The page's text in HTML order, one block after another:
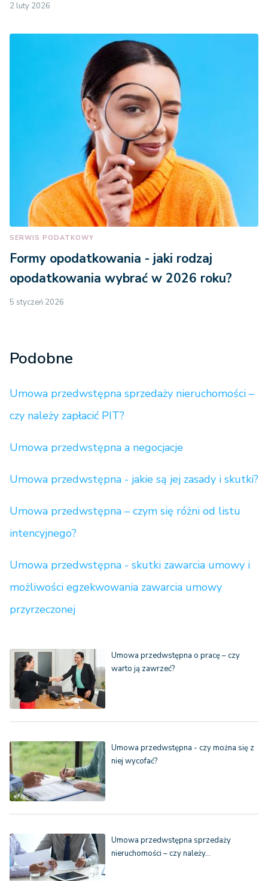
2 luty 2026
SERWIS PODATKOWY
Formy opodatkowania - jaki rodzaj
opodatkowania wybrać w 2026 roku?
5 styczeń 2026
Podobne
Umowa przedwstępna sprzedaży nieruchomości –
czy należy zapłacić PIT?
Umowa przedwstępna a negocjacje
Umowa przedwstępna - jakie są jej zasady i skutki?
Umowa przedwstępna – czym się różni od listu
intencyjnego?
Umowa przedwstępna - skutki zawarcia umowy i
możliwości egzekwowania zawarcia umowy
przyrzeczonej
Umowa przedwstępna o pracę – czy
warto ją zawrzeć?
Umowa przedwstępna - czy można się z
niej wycofać?
Umowa przedwstępna sprzedaży
nieruchomości – czy należy…